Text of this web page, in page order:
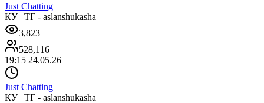
Just Chatting
КУ | ТГ - aslanshukasha
3,823
528,116
19:15 24.05.26
Just Chatting
КУ | ТГ - aslanshukasha